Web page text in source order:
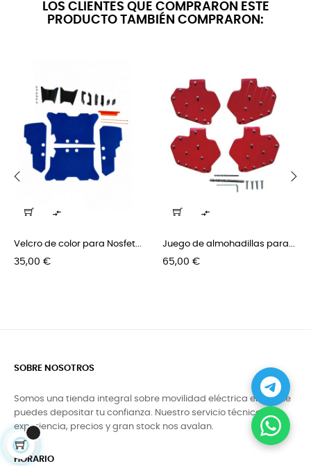
LOS CLIENTES QUE COMPRARON ESTE
PRODUCTO TAMBIÉN COMPRARON:

Velcro de color para Nosfet...
Precio
35,00 €

Juego de almohadillas para...
Precio
65,00 €
SOBRE NOSOTROS
Somos una tienda integral sobre movilidad eléctrica en la que
puedes depositar tu confianza. Nuestro servicio técnico,
experiencia, precios y gran stock nos avalan.
HORARIO